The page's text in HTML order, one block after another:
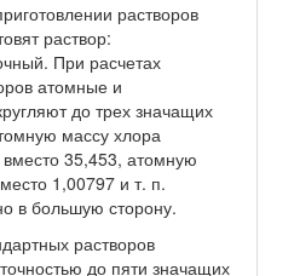
растворов
раствор:
При расчетах
атомные и
до трех значащих
массу хлора
35,453, атомную
1,00797 и т. п.
в большую сторону.
растворов
до пяти значащих